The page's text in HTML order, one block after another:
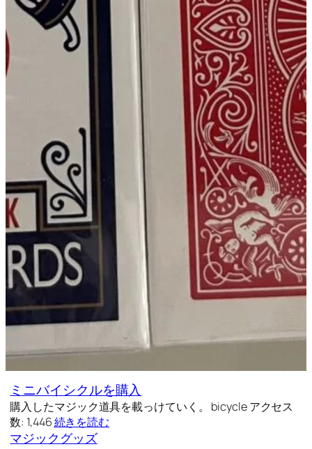
ミニバイシクルを購入
購入したマジック道具を載っけていく。 bicycle アクセス
数: 1,446続きを読む
マジックグッズ